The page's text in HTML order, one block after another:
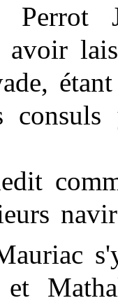
avoir
et